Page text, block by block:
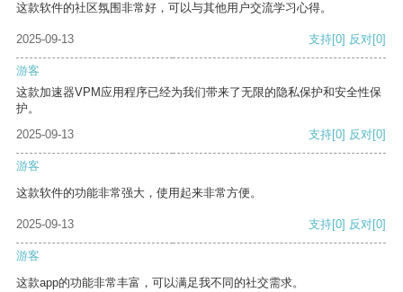
这款软件的社区氛围非常好，可以与其他用户交流学习心得。
2025-09-13 支持[0] 反对[0]
游客
这款加速器VPM应用程序已经为我们带来了无限的隐私保护和安全性保
护。
2025-09-13
支持[0] 反对[0]
游客
这款软件的功能非常强大，使用起来非常方便。
2025-09-13 支持[0] 反对[0]
游客
这款app的功能非常丰富，可以满足我不同的社交需求。